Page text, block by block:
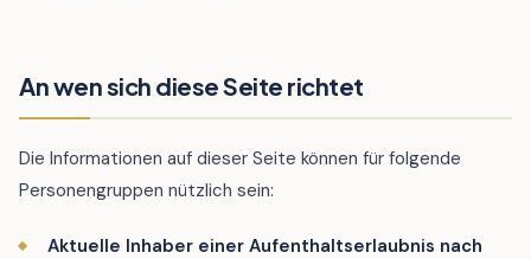
An wen sich diese Seite richtet
Die Informationen auf dieser Seite können für folgende
Personengruppen nützlich sein:
Aktuelle Inhaber einer Aufenthaltserlaubnis nach